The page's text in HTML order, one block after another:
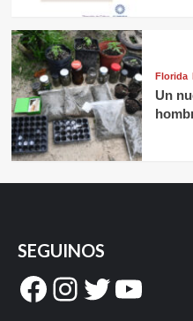
Florida
Un
SEGUINOS
Facebook
Instagram
Twitter